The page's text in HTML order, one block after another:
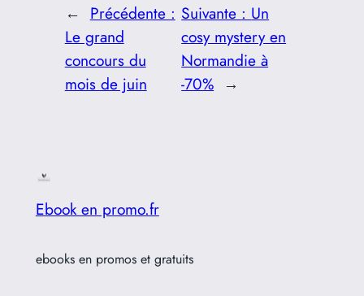
← Précédente :
Le grand
concours du
mois de juin
Suivante : Un
cosy mystery en
Normandie à
-70% →
Ebook en promo.fr
ebooks en promos et gratuits